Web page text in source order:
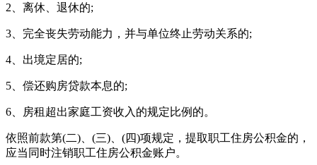
2、离休、退休的;
3、完全丧失劳动能力，并与单位终止劳动关系的;
4、出境定居的;
5、偿还购房贷款本息的;
6、房租超出家庭工资收入的规定比例的。
依照前款第(二)、(三)、(四)项规定，提取职工住房公积金的，
应当同时注销职工住房公积金账户。